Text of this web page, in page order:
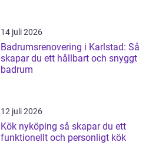
14 juli 2026
Badrumsrenovering i Karlstad: Så
skapar du ett hållbart och snyggt
badrum
12 juli 2026
Kök nyköping så skapar du ett
funktionellt och personligt kök